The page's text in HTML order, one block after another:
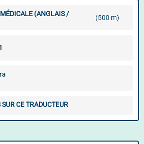
(ANGLAIS /
(500 m)
CE TRADUCTEUR